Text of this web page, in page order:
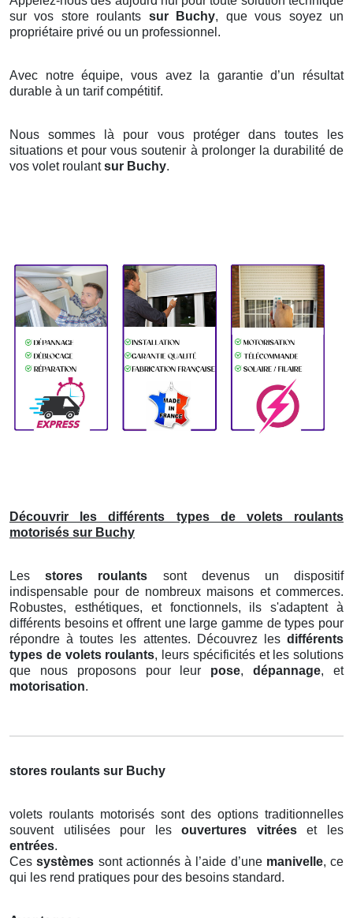
sur vos store roulants sur Buchy, que vous soyez un
propriétaire privé ou un professionnel.
Avec notre équipe, vous avez la garantie d’un résultat
durable à un tarif compétitif.
Nous sommes là pour vous protéger dans toutes les
situations et pour vous soutenir à prolonger la durabilité de
vos volet roulantsur Buchy.
Découvrir les différents types de volets roulants
motorisés sur Buchy
Lesstores roulants sont devenus un dispositif
indispensable pour de nombreux maisons et commerces.
Robustes, esthétiques, et fonctionnels, ils s'adaptent à
différents besoins et offrent une large gamme de types pour
répondre à toutes les attentes. Découvrez les différents
types de volets roulants, leurs spécificités et les solutions
que nous proposons pour leur pose,dépannage, et
motorisation.
stores roulants sur Buchy
volets roulants motorisés sont des options traditionnelles
souvent utilisées pour lesouvertures vitréeset les
entrées.
Cessystèmes sont actionnés à l’aide d’une manivelle, ce
qui les rend pratiques pour des besoins standard.